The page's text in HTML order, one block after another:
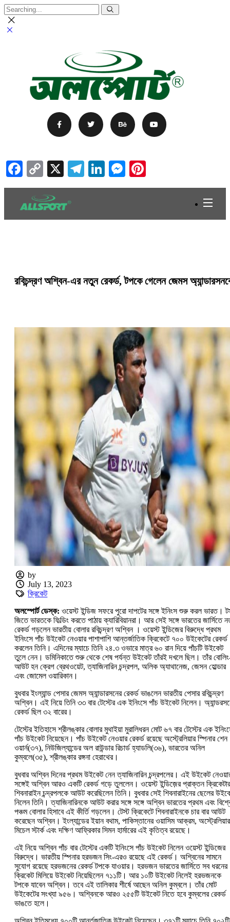
Facebook
Copy
Link
X Telegram
LinkedIn
Messenger
রবিচন্দ্রণ অশ্বিন-এর নতুন রেকর্ড, টপকে গেলেন জেমস
by
July 13, 2023
ক্রিকেট
অলস্পোর্ট ডেস্ক: ওয়েস্ট ইন্ডিজ সফরে পুরো দাপটের সঙ্গে ইনিংস শুরু করল ভারত।
জিতে ভারতকে ফিল্ডিং করতে পাঠায় ক্যারিবিয়ানরা। আর সেই সঙ্গে ভারতের জার্সিতে
রেকর্ড গড়লেন ভারতীয় বোলার রবিচন্দ্রণ অশ্বিন । ওয়েস্ট ইন্ডিজের বিরুদ্ধে প্রথম
ইনিংসে পাঁচ উইকেট নেওয়ার পাশাপাশি আন্তর্জাতিক ক্রিকেটে ৭০০ উইকেটের রেকর্ড
করলেন তিনি। এদিনের ম্যাচে তিনি ২৪.৩ ওভারে মাত্র ৬০ রান দিয়ে পাঁচটি উইকেট
তুলে নেন। ডমিনিকাতে শুরু থেকে শেষ পর্যন্ত উইকেট তাঁরই দখলে ছিল। তাঁর
আউট হন ক্রেগ ব্রেথওয়েট, ত্যাজিনারিন চন্দ্রপল, অলিক অ্যাথানেজ, জেসন হোল্ডার
এবং জোমেল ওয়ারিকান।
বুধবার ইংল্যান্ড পেসার জেমস অ্যান্ডারসনের রেকর্ড ভাঙলেন ভারতীয় পেসার রবিচন্দ্রণ
অশ্বিন। এই নিয়ে তিনি ৩৩ বার টেস্টের এক ইনিংসে পাঁচ উইকেট নিলেন।
রেকর্ড ছিল ৩২ বারের।
টেস্টের ইতিহাসে শ্রীলঙ্কার বোলার মুথাইয়া মুরালিধরন মোট ৬৭ বার টেস্টের এক
পাঁচ উইকেট নিয়েছেন। পাঁচ উইকেট নেওয়ার রেকর্ড রয়েছে অস্ট্রেলিয়ার স্পিনার শেন
ওয়া‌র্ন(৩৭), নিউজিল্যান্ডের অল রাউন্ডার রিচার্ড হ্যাডলি(৩৬), ভারতের অনিল
কুম্বলে(৩৫), শ্রীলঙ্কার রঙ্গনা হেরাথের।
বুধবার অশ্বিন দিনের প্রথম উইকেট নেন ত্যাজিনারিন চন্দ্রপলের। এই উইকেট
সঙ্গেই অশ্বিন আরও একটি রেকর্ড গড়ে তুললেন। ওয়েস্ট ইন্ডিজ়ের প্রাক্তন ক্রিকেটার
শিবনারাইন চন্দ্রপলকে আউট করেছিলেন তিনি। বুধবার সেই শিবনারাইনের ছেলের
নিলেন তিনি। ত্যাজিনারিনকে আউট করার সঙ্গে সঙ্গে অশ্বিন ভারতের প্রথম এবং
পঞ্চম বোলার হিসাবে এই কীর্তি গড়লেন। টেস্ট ক্রিকেটে শিবনারাইনকে চার বার আউট
করেছেন অশ্বিন। ইংল্যান্ডের ইয়ান বথাম, পাকিস্তানের ওয়াসিম আক্রম, অস্ট্রেলিয়ার
মিচেল স্টার্ক এবং দক্ষিণ আফ্রিকার সিমন হার্মারের এই কৃতিত্ব রয়েছে।
এই নিয়ে অশ্বিন পাঁচ বার টেস্টের একটি ইনিংসে পাঁচ উইকেট নিলেন ওয়েস্ট ইন্ডিজের
বিরুদ্ধে। ভারতীয় স্পিনার হরভজন সিং-এরও রয়েছে এই রেকর্ড। অশ্বিনের সামনে
সুযোগ রয়েছে হরভজনের রেকর্ড টপকে যাওয়ার। হরভজন ভারতের জার্সিতে সব ধরনের
ক্রিকেট মিলিয়ে উইকেট নিয়েছিলেন ৭১১টি। আর ১০টি উইকেট নিলেই হরভজনকে
টপকে যাবেন অশ্বিন। তবে এই তালিকার শীর্ষে আছেন অনিল কুম্বলে। তাঁর মোট
উইকেটের সংখ্যা ৯৫৬। অশ্বিনকে আরও ২৫৫টি উইকেট নিতে হবে কুম্বলের রেকর্ড
ভাঙতে হলে।